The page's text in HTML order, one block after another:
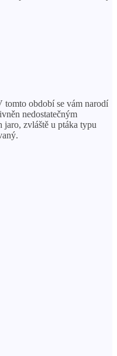
tomto období se vám narodí
nedostatečným
zvláště u ptáka typu